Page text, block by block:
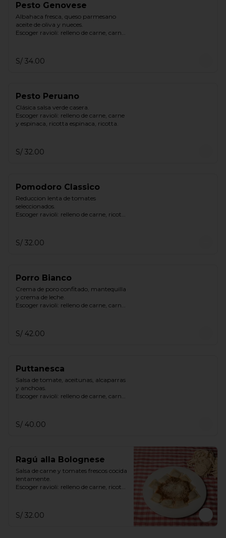
Pesto Genovese
Albahaca fresca, queso parmesano
aceite de oliva y nueces.
Escoger ravioli: relleno de carne, carne
S/ 34.00
Pesto Peruano
Clásica salsa verde casera.
Escoger ravioli: relleno de carne, carne
y espinaca, ricotta espinaca, ricotta.
S/ 32.00
Pomodoro Classico
Reduccion lenta de tomates
seleccionados.
Escoger ravioli: relleno de carne, ricotta
S/ 32.00
Porro Bianco
Crema de poro confitado, mantequilla
y crema de leche.
Escoger ravioli: relleno de carne, carne
S/ 42.00
Puttanesca
Salsa de tomate, aceitunas, alcaparras
y anchoas.
Escoger ravioli: relleno de carne, carne
S/ 40.00
Ragú alla Bolognese
Salsa de carne y tomates frescos cocida
lentamente.
Escoger ravioli: relleno de carne, ricotta
S/ 32.00